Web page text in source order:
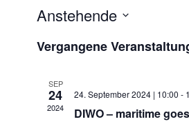
Anstehende
wählen.
Vergangene
SEP
24
2024
24. September 2024 | 10:00 -
DIWO – maritime